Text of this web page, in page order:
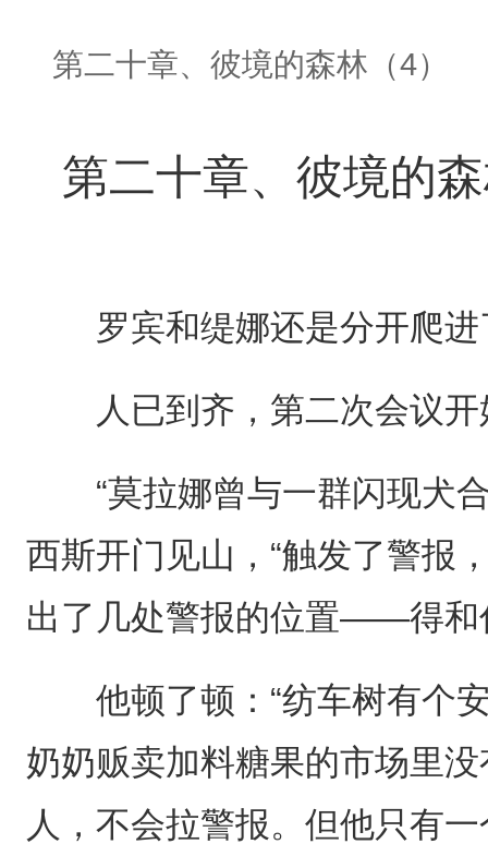
第二十章、彼境的森林（4）
第二十章、彼境的
罗宾和缇娜还是分开爬进
人已到齐，第二次会议开
“莫拉娜曾与一群闪现犬合
西斯开门见山，“触发了警报
出了几处警报的位置——得和
他顿了顿：“纺车树有个安
奶奶贩卖加料糖果的市场里
人，不会拉警报。但他只有